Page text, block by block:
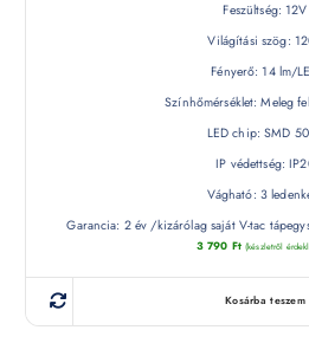
Feszültség: 12V
Világítási szög:
Fényerő: 14 lm/
Színhőmérséklet: Meleg
LED chip: SMD
IP védettség:
Vágható: 3
Garancia: 2 év /kizárólag saját V-tac
3 790 Ft (készletről
Kosárba teszem